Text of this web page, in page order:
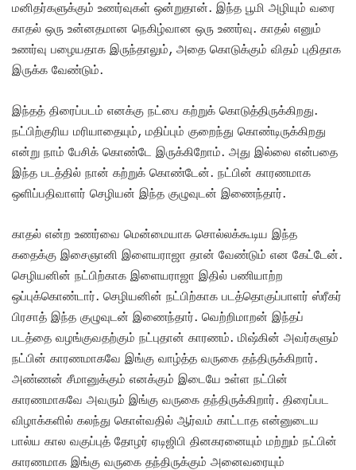
மனிதர்களுக்கும் உணர்வுகள் ஒன்றுதான். இந்த பூமி அழியும் வரை
காதல் ஒரு உன்னதமான நெகிழ்வான ஒரு உணர்வு. காதல் எனும்
உணர்வு பழையதாக இருந்தாலும், அதை கொடுக்கும் விதம் புதிதாக
இருக்க வேண்டும்.
இந்தத் திரைப்படம் எனக்கு நட்பை கற்றுக் கொடுத்திருக்கிறது.
நட்பிற்குரிய மரியாதையும், மதிப்பும் குறைந்து கொண்டிருக்கிறது
என்று நாம் பேசிக் கொண்டே இருக்கிறோம். அது இல்லை என்பதை
இந்த படத்தில் நான் கற்றுக் கொண்டேன். நட்பின் காரணமாக
ஒளிப்பதிவாளர் செழியன் இந்த குழுவுடன் இணைந்தார்.
காதல் என்ற உணர்வை மென்மையாக சொல்லக்கூடிய இந்த
கதைக்கு இசைஞானி இளையராஜா தான் வேண்டும் என கேட்டேன்.
செழியனின் நட்பிற்காக இளையராஜா இதில் பணியாற்ற
ஒப்புக்கொண்டார். செழியனின் நட்பிற்காக படத்தொகுப்பாளர் ஸ்ரீகர்
பிரசாத் இந்த குழுவுடன் இணைந்தார். வெற்றிமாறன் இந்தப்
படத்தை வழங்குவதற்கும் நட்புதான் காரணம். மிஷ்கின் அவர்களும்
நட்பின் காரணமாகவே இங்கு வாழ்த்த வருகை தந்திருக்கிறார்.
அண்ணன் சீமானுக்கும் எனக்கும் இடையே உள்ள நட்பின்
காரணமாகவே அவரும் இங்கு வருகை தந்திருக்கிறார். திரைப்பட
விழாக்களில் கலந்து கொள்வதில் ஆர்வம் காட்டாத என்னுடைய
பால்ய கால வகுப்புத் தோழர் ஏடிஜிபி தினகரனையும் மற்றும் நட்பின்
காரணமாக இங்கு வருகை தந்திருக்கும் அனைவரையும்